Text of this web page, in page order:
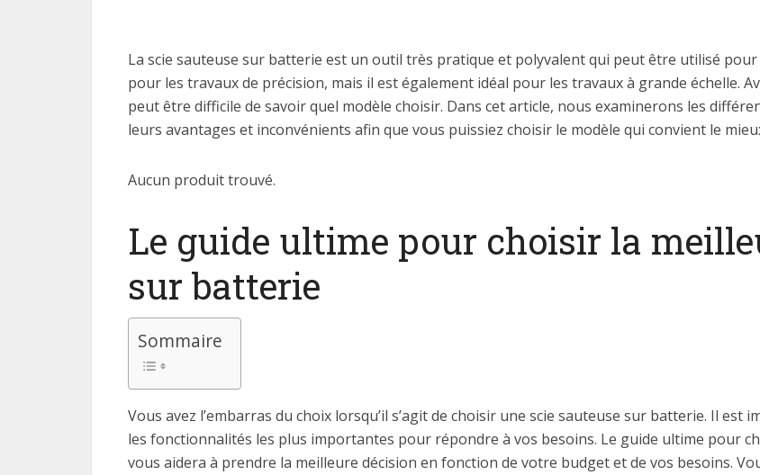
La scie sauteuse sur batterie est un outil très pratique et polyvalent qui peut être utilisé
pour les travaux de précision, mais il est également idéal pour les travaux à grande échelle.
peut être difficile de savoir quel modèle choisir. Dans cet article, nous examinerons les
leurs avantages et inconvénients afin que vous puissiez choisir le modèle qui convient le
Aucun produit trouvé.
Le guide ultime pour choisir la
sur batterie
Sommaire
Vous avez l’embarras du choix lorsqu’il s’agit de choisir une scie sauteuse sur batterie. Il
les fonctionnalités les plus importantes pour répondre à vos besoins. Le guide ultime pour
vous aidera à prendre la meilleure décision en fonction de votre budget et de vos besoins.